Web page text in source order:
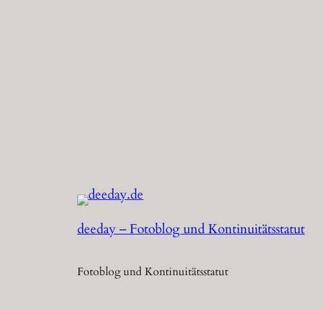
deeday – Fotoblog und Kontinuitätsstatut
Fotoblog und Kontinuitätsstatut